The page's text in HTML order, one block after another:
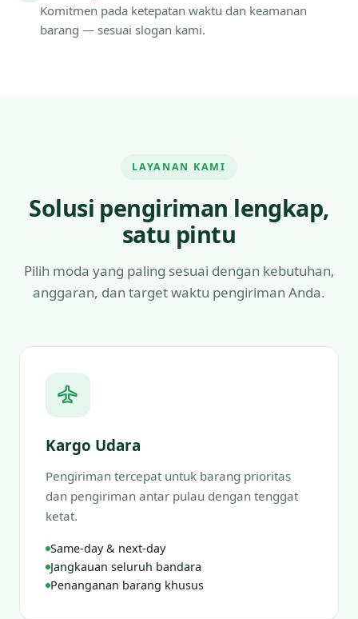
Komitmen pada ketepatan waktu dan keamanan
barang — sesuai slogan kami.
LAYANAN KAMI
Solusi pengiriman lengkap,
satu pintu
Pilih moda yang paling sesuai dengan kebutuhan,
anggaran, dan target waktu pengiriman Anda.
Kargo Udara
Pengiriman tercepat untuk barang prioritas
dan pengiriman antar pulau dengan tenggat
ketat.
Same-day & next-day
Jangkauan seluruh bandara
Penanganan barang khusus